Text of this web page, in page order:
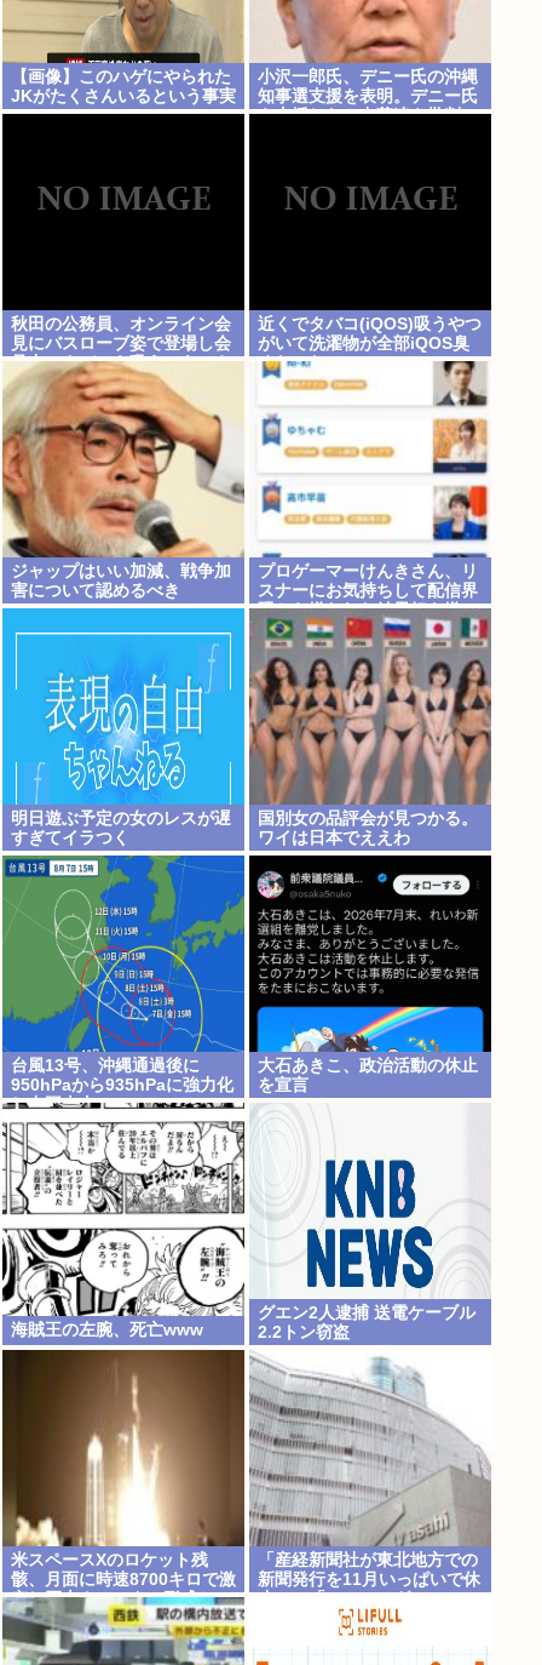
【画像】このハゲにやられた
JKがたくさんいるという事実
小沢一郎氏、デニー氏の沖縄
知事選支援を表明。デニー氏
を支援しない中革連を批判
秋田の公務員、オンライン会
見にバスローブ姿で登場し会
見中にタバコを吸う←あのさ
あ！
近くでタバコ(iQOS)吸うやつ
がいて洗濯物が全部iQOS臭
くなった
ジャップはいい加減、戦争加
害について認めるべき
プロゲーマーけんきさん、リ
スナーにお気持ちして配信界
隈から嫌われた結果好き嫌い
5位にwww
明日遊ぶ予定の女のレスが遅
すぎてイラつく
国別女の品評会が見つかる。
ワイは日本でええわ
台風13号、沖縄通過後に
950hPaから935hPaに強力化
し中国本土へwww
大石あきこ、政治活動の休止
を宣言
海賊王の左腕、死亡www
グエン2人逮捕 送電ケーブル
2.2トン窃盗
米スペースXのロケット残
骸、月面に時速8700キロで激
突し巨大クレーター形成か…
専門家「宇宙ごみ処分に無頓
着」
「産経新聞社が東北地方での
新聞発行を11月いっぱいで休